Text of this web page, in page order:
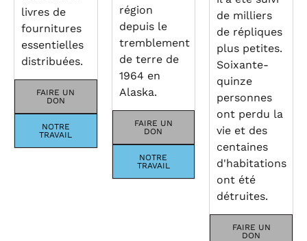
livres de
fournitures
essentielles
distribuées.
FAIRE UN
DON
NOTRE
TRAVAIL
région
depuis le
tremblement
de terre de
1964 en
Alaska.
FAIRE UN
DON
NOTRE
TRAVAIL
de milliers
de répliques
plus petites.
Soixante-
quinze
personnes
ont perdu la
vie et des
centaines
d'habitations
ont été
détruites.
FAIRE UN
DON